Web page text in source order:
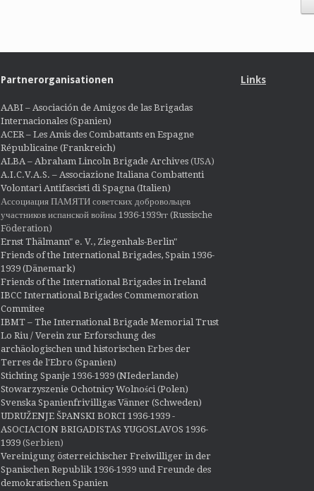
Partnerorganisationen
AABI – Asociación de Amigos de las Brigadas
Internacionales (Spanien)
ACER – Les Amis des Combattants en Espagne
Républicaine (Frankreich)
ALBA – Abraham Lincoln Brigade Archives(USA)
A.I.C.V.A.S. – Associazione Italiana Combattenti
Volontari Antifascisti di Spagna (Italien)
Ассоциация ПАМЯТИ советских добровольцев
участников испанской войны 1936-1939гг (Russische
Föderation)
Ernst Thälmann" e. V., Ziegenhals-Berlin"
Friends of the International Brigades, Spain 1936-
1939 (Dänemark)
Friends of the International Brigades in Ireland
IBCC International Brigades Commemoration
Commitee
IBMT – The International Brigade Memorial Trust
Lo Riu / Verein zur Erforschung des
archäologischen und historischen Erbes der
Terres de l'Ebro (Spanien)
Stichting Spanje 1936-1939 (NIederlande)
Stowarzyszenie Ochotnicy Wolności (Polen)
Svenska Spanienfrivilligas Vänner (Schweden)
UDRUŽENJE ŠPANSKI BORCI 1936-1939 -
ASOCIACION BRIGADISTAS YUGOSLAVOS 1936-
1939(Serbien)
Vereinigung österreichischer Freiwilliger in der
Spanischen Republik 1936-1939 und Freunde des
demokratischen Spanien
Links